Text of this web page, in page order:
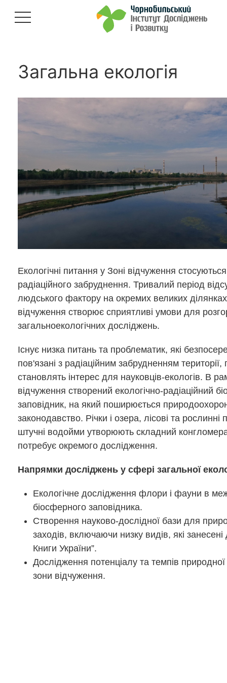
Загальна екологія
Екологічні питання у Зоні відчуження
радіаційного забруднення. Тривалий період
людського фактору на окремих великих
відчуження створює сприятливі умови для
загальноекологічних досліджень.
Існує низка питань та проблематик, які
пов'язані з радіаційним забрудненням території,
становлять інтерес для науковців-екологів. В
відчуження створений екологічно-радіаційний
заповідник, на який поширюється
законодавство. Річки і озера, лісові та рослинні
штучні водойми утворюють складний
потребує окремого дослідження.
Напрямки досліджень у сфері загальної
Екологічне дослідження флори і фауни в
біосферного заповідника.
Створення науково-дослідної бази для
заходів, включаючи низку видів, які
Книги України”.
Дослідження потенціалу та темпів природної
зони відчуження.